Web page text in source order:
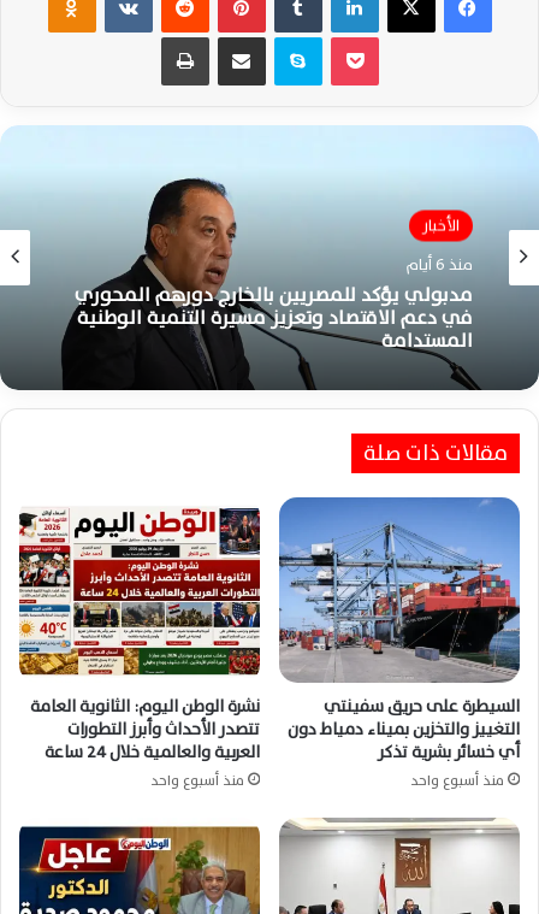
سكايب مشاركة عبر البريد طباعة
الأخبار
منذ 6 أيام
مدبولي يؤكد للمصريين بالخارج دورهم المحوري
في دعم الاقتصاد وتعزيز مسيرة التنمية الوطنية
المستدامة
مقالات ذات صلة
السيطرة على حريق سفينتي
التغييز والتخزين بميناء دمياط دون
أي خسائر بشرية تذكر
منذ أسبوع واحد
نشرة الوطن اليوم: الثانوية العامة
تتصدر الأحداث وأبرز التطورات
العربية والعالمية خلال 24 ساعة
منذ أسبوع واحد